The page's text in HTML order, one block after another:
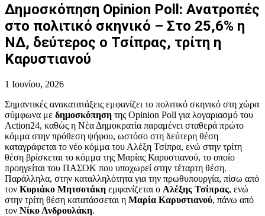
Δημοσκόπηση Opinion Poll: Ανατροπές
στο πολιτικό σκηνικό – Στο 25,6% η
ΝΔ, δεύτερος ο Τσίπρας, τρίτη η
Καρυστιανού
1 Ιουνίου, 2026
Σημαντικές ανακατατάξεις εμφανίζει το πολιτικό σκηνικό στη χώρα
σύμφωνα με δημοσκόπηση της Opinion Poll για λογαριασμό του
Action24, καθώς η Νέα Δημοκρατία παραμένει σταθερά πρώτο
κόμμα στην πρόθεση ψήφου, ωστόσο στη δεύτερη θέση
καταγράφεται το νέο κόμμα του Αλέξη Τσίπρα, ενώ στην τρίτη
θέση βρίσκεται το κόμμα της Μαρίας Καρυστιανού, το οποίο
προηγείται του ΠΑΣΟΚ που υποχωρεί στην τέταρτη θέση.
Παράλληλα, στην καταλληλότητα για την πρωθυπουργία, πίσω από
τον Κυριάκο Μητσοτάκη εμφανίζεται ο Αλέξης Τσίπρας, ενώ
στην τρίτη θέση κατατάσσεται η Μαρία Καρυστιανού, πάνω από
τον Νίκο Ανδρουλάκη.